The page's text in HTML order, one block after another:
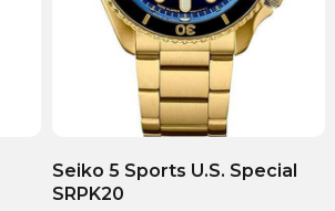
Seiko 5 Sports U.S. Special
SRPK20